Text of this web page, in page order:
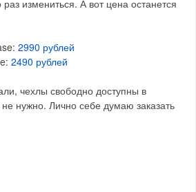
измениться. А вот цена останется
2990 рублей
2490 рублей
чехлы свободно доступны в
нужно. Лично себе думаю заказать